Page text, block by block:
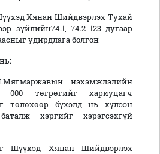
Хянан Шийдвэрлэх Тухай
зүйлийн74.1, 74.2 123 дугаар
удирдлага болгон
нэхэмжлэлийн
000 төгрөгийг хариуцагч
төлөхөөр бүхэлд нь хүлээн
хэргийг хэрэгсэхгүй
Шүүхэд Хянан Шийдвэрлэх